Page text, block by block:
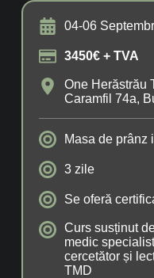
04-06
3450€ + TVA
One Herăstrău
Caramfil 74a,
Masa de prânz
3 zile
Se oferă
Curs susținut
medic
cercetător și
TMD